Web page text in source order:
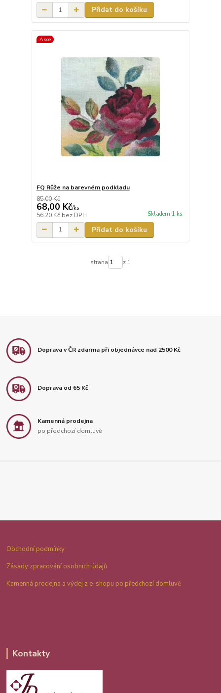
Přidat do košíku
Akce
FQ Růže na barevném podkladu
85,00 Kč
68,00 Kč/ks
56,20 Kč bez DPH Skladem 1 ks
Přidat do košíku
strana z 1
Doprava v ČR zdarma při objednávce nad 2500 Kč
Doprava od 65 Kč
Kamenná prodejna
po předchozí domluvě
Obchodní podmínky
Zásady zpracování osobních údajů
Kamenná prodejna a výdej z e-shopu po předchozí domluvě
Kontakty